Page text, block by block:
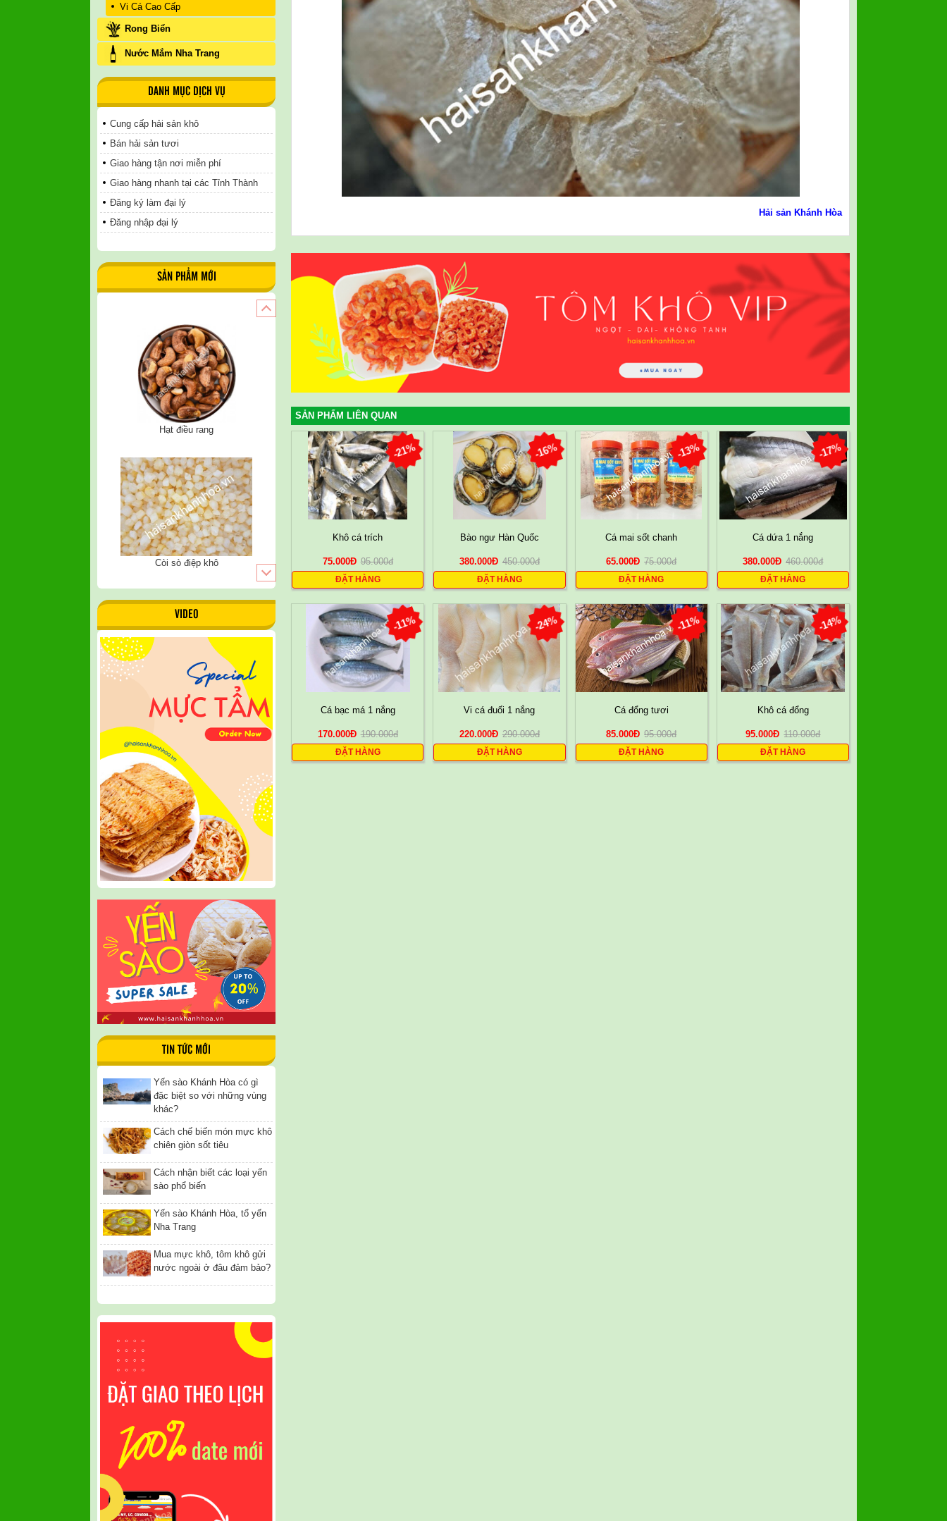
Vi Cá Cao Cấp
Rong Biển
Nước Mắm Nha Trang
DANH MỤC DỊCH VỤ
Cung cấp hải sản khô
Bán hải sản tươi
Giao hàng tận nơi miễn phí
Giao hàng nhanh tại các Tỉnh Thành
Đăng ký làm đại lý
Đăng nhập đại lý
SẢN PHẨM MỚI
Còi sò điệp khô
Khô cá trích
VIDEO
TIN TỨC MỚI
Yến sào Khánh Hòa có gì
đặc biệt so với những vùng
khác?
Cách chế biến món mực khô
chiên giòn sốt tiêu
Cách nhận biết các loại yến
sào phổ biến
Yến sào Khánh Hòa, tổ yến
Nha Trang
Mua mực khô, tôm khô gửi
nước ngoài ở đâu đảm bảo?
Hải sản Khánh Hòa
SẢN PHẨM LIÊN QUAN
-21%
Khô cá trích
75.000Đ 95.000đ
ĐẶT HÀNG
-16%
Bào ngư Hàn Quốc
380.000Đ 450.000đ
ĐẶT HÀNG
-13%
Cá mai sốt chanh
65.000Đ 75.000đ
ĐẶT HÀNG
-17%
Cá dứa 1 nắng
380.000Đ 460.000đ
ĐẶT HÀNG
-11%
Cá bạc má 1 nắng
170.000Đ 190.000đ
ĐẶT HÀNG
-24%
Vi cá đuối 1 nắng
220.000Đ 290.000đ
ĐẶT HÀNG
-11%
Cá đổng tươi
85.000Đ 95.000đ
ĐẶT HÀNG
-14%
Khô cá đổng
95.000Đ 110.000đ
ĐẶT HÀNG